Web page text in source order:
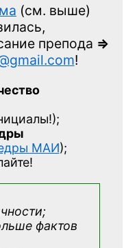
(см. выше)
препода =>
!
МАИ);
фактов